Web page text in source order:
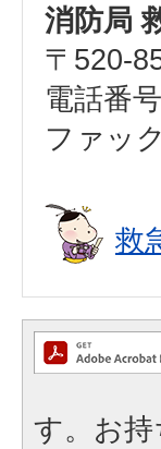
消防局
〒520-
電話番
ファッ
救
す。お